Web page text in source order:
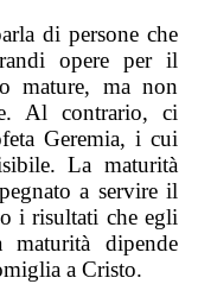
di persone che
opere per il
mature, ma non
Al contrario, ci
Geremia, i cui
La maturità
a servire il
i risultati che egli
maturità dipende
a Cristo.